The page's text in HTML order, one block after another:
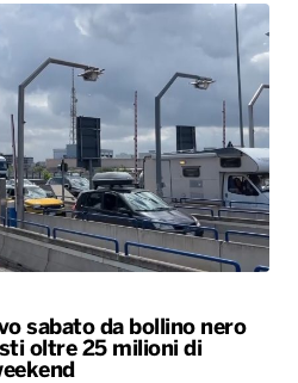
sabato da bollino nero
oltre 25 milioni di